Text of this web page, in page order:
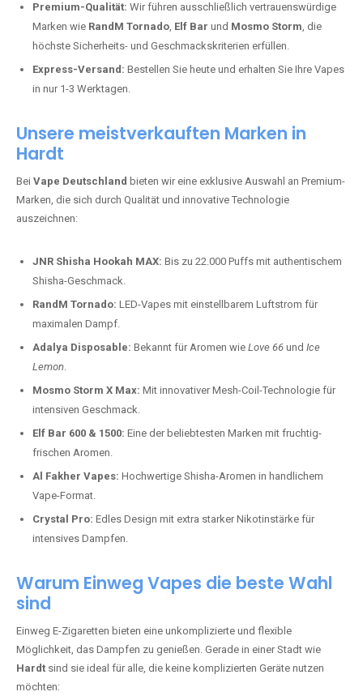
Premium-Qualität: Wir führen ausschließlich vertrauenswürdige
Marken wie RandM Tornado, Elf Bar und Mosmo Storm, die
höchste Sicherheits- und Geschmackskriterien erfüllen.
Express-Versand: Bestellen Sie heute und erhalten Sie Ihre Vapes
in nur 1-3 Werktagen.
Unsere meistverkauften Marken in
Hardt
Bei Vape Deutschland bieten wir eine exklusive Auswahl an Premium-
Marken, die sich durch Qualität und innovative Technologie
auszeichnen:
JNR Shisha Hookah MAX: Bis zu 22.000 Puffs mit authentischem
Shisha-Geschmack.
RandM Tornado: LED-Vapes mit einstellbarem Luftstrom für
maximalen Dampf.
Adalya Disposable: Bekannt für Aromen wie Love 66 und Ice
Lemon.
Mosmo Storm X Max: Mit innovativer Mesh-Coil-Technologie für
intensiven Geschmack.
Elf Bar 600 & 1500: Eine der beliebtesten Marken mit fruchtig-
frischen Aromen.
Al Fakher Vapes: Hochwertige Shisha-Aromen in handlichem
Vape-Format.
Crystal Pro: Edles Design mit extra starker Nikotinstärke für
intensives Dampfen.
Warum Einweg Vapes die beste Wahl
sind
Einweg E-Zigaretten bieten eine unkomplizierte und flexible
Möglichkeit, das Dampfen zu genießen. Gerade in einer Stadt wie
Hardt sind sie ideal für alle, die keine komplizierten Geräte nutzen
möchten: